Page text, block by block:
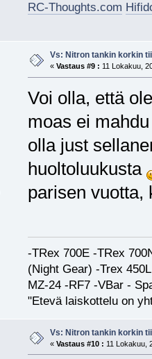
RC-Thoughts.com
Vs: Nitron tankin korkin
« Vastaus #9 : 11 Lokakuu,
Voi olla, että
moas ei
olla just
huoltoluukusta
parisen vuotta,
-TRex 700E -TRex
(Night Gear) -Trex
MZ-24 -RF7 -VBar -
"Etevä laiskottelu on
Vs: Nitron tankin korkin
« Vastaus #10 : 11 Lokakuu,